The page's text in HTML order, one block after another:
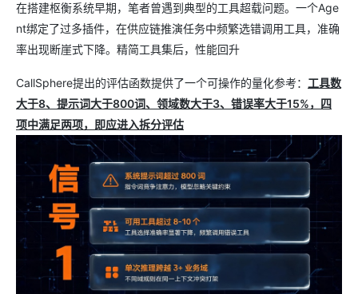
在搭建枢衡系统早期，笔者曾遇到典型的工具超载问题。一个Age
nt绑定了过多插件，在供应链推演任务中频繁选错调用工具，准确
率出现断崖式下降。精简工具集后，性能回升
CallSphere提出的评估函数提供了一个可操作的量化参考： 工具数
大于8、提示词大于800词、领域数大于3、错误率大于15%，四
项中满足两项，即应进入拆分评估